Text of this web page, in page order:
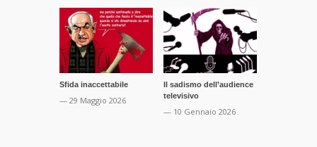
Sfida inaccettabile
— 29 Maggio 2026
Il sadismo dell’audience
televisivo
— 10 Gennaio 2026